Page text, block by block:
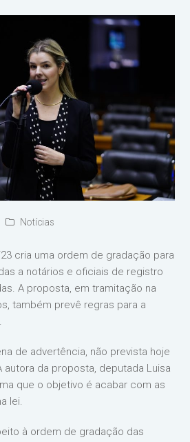
Notícias
cria uma ordem de gradação para
a notários e oficiais de registro
A proposta, em tramitação na
também prevê regras para a
de advertência, não prevista hoje
autora da proposta, deputada Luisa
que o objetivo é acabar com as
lei.
à ordem de gradação das